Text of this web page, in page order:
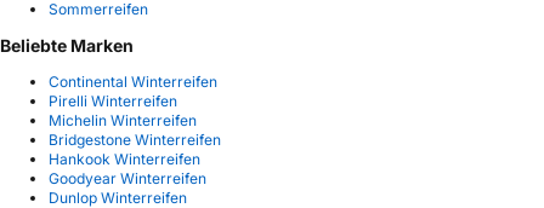
Sommerreifen
Beliebte Marken
Continental Winterreifen
Pirelli Winterreifen
Michelin Winterreifen
Bridgestone Winterreifen
Hankook Winterreifen
Goodyear Winterreifen
Dunlop Winterreifen